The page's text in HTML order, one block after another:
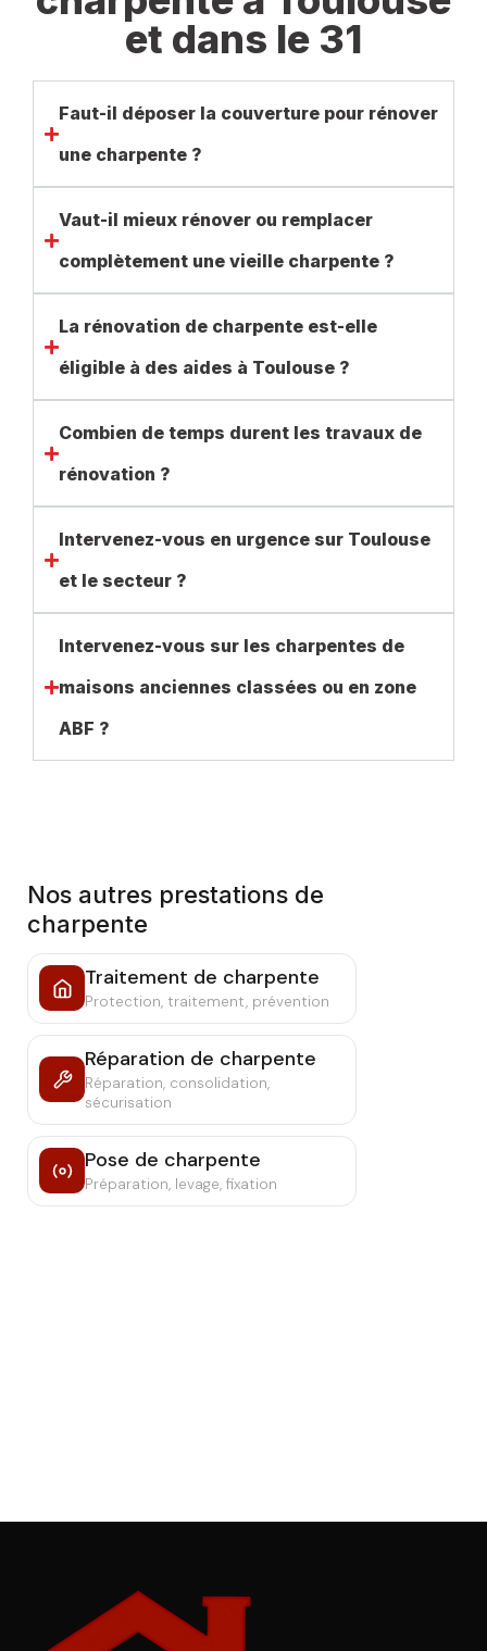
et dans le 31
Faut-il déposer la couverture pour rénover
une charpente ?
Vaut-il mieux rénover ou remplacer
complètement une vieille charpente ?
La rénovation de charpente est-elle
éligible à des aides à Toulouse ?
Combien de temps durent les travaux de
rénovation ?
Intervenez-vous en urgence sur Toulouse
et le secteur ?
Intervenez-vous sur les charpentes de
maisons anciennes classées ou en zone
ABF ?
Nos autres prestations de
charpente
Traitement de charpente
Protection, traitement, prévention
Réparation de charpente
Réparation, consolidation,
sécurisation
Pose de charpente
Préparation, levage, fixation